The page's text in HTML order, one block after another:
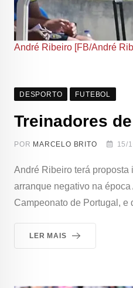
André Ribeiro [FB/André
DESPORTO FUTEBOL
Treinadores
POR MARCELO BRITO 15/
André Ribeiro terá
arranque negativo na
Campeonato de Portugal,
LER MAIS